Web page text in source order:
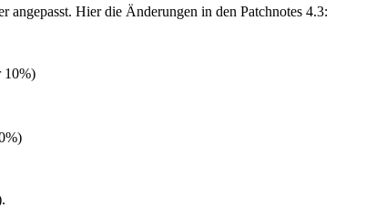
angepasst. Hier die Änderungen in den Patchnotes 4.3:
10%)